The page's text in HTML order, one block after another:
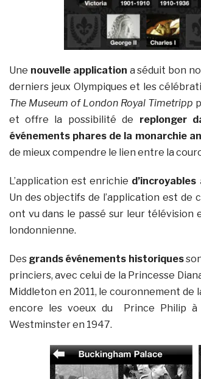
Une nouvelle application a séduit bon
derniers jeux Olympiques et les
The Museum of London Royal Timetripp
et offre la possibilité de replonger
événements phares de la monarchie
de mieux compendre le lien entre la
L’application est enrichie d’incroyables
Un des objectifs de l’application est de
ont vu dans le passé sur leur
londonnienne.
Desgrands événements historiques
princiers, avec celui de la Princesse
Middleton en 2011, le couronnement de
encore les voeux du Prince Philip
Westminster en 1947.